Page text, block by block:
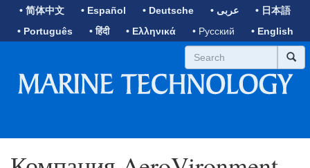
• 简体中文 • Español • Deutsche • عربى
• 日本語
• Português
• हिंदी • Ελληνικά • Русский • English